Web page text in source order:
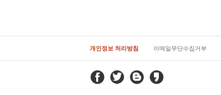
개인정보 처리방침 이메일무단수집거부